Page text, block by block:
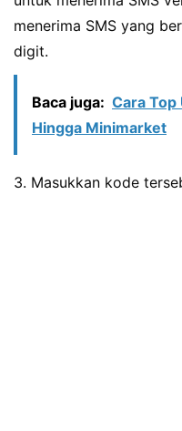
menerima SMS yang
digit.
Baca juga: Cara Top
Hingga Minimarket
3. Masukkan kode